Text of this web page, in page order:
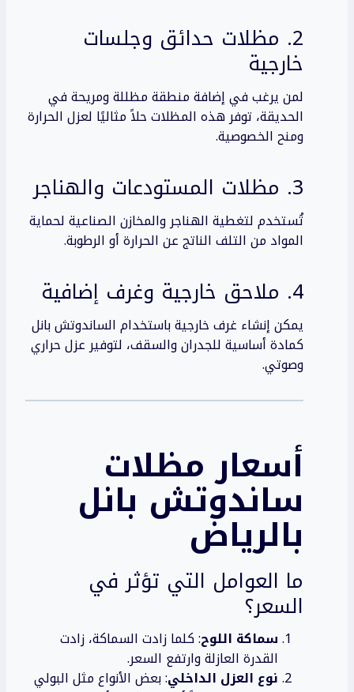
2. مظلات حدائق وجلسات
خارجية
لمن يرغب في إضافة منطقة مظللة ومريحة في
الحديقة، توفر هذه المظلات حلاً مثاليًا لعزل الحرارة
ومنح الخصوصية.
3. مظلات المستودعات والهناجر
تُستخدم لتغطية الهناجر والمخازن الصناعية لحماية
المواد من التلف الناتج عن الحرارة أو الرطوبة.
4. ملاحق خارجية وغرف إضافية
يمكن إنشاء غرف خارجية باستخدام الساندوتش بانل
كمادة أساسية للجدران والسقف، لتوفير عزل حراري
وصوتي.
أسعار مظلات
ساندوتش بانل
بالرياض
ما العوامل التي تؤثر في
السعر؟
سماكة اللوح: كلما زادت السماكة، زادت
القدرة العازلة وارتفع السعر.
نوع العزل الداخلي: بعض الأنواع مثل البولي